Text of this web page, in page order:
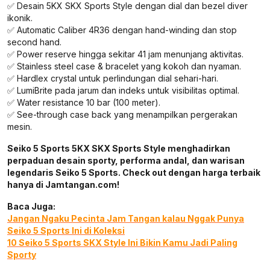
✅ Desain 5KX SKX Sports Style dengan dial dan bezel diver
ikonik.
✅ Automatic Caliber 4R36 dengan hand-winding dan stop
second hand.
✅ Power reserve hingga sekitar 41 jam menunjang aktivitas.
✅ Stainless steel case & bracelet yang kokoh dan nyaman.
✅ Hardlex crystal untuk perlindungan dial sehari-hari.
✅ LumiBrite pada jarum dan indeks untuk visibilitas optimal.
✅ Water resistance 10 bar (100 meter).
✅ See-through case back yang menampilkan pergerakan
mesin.
Seiko 5 Sports 5KX SKX Sports Style menghadirkan
perpaduan desain sporty, performa andal, dan warisan
legendaris Seiko 5 Sports. Check out dengan harga terbaik
hanya di Jamtangan.com!
Baca Juga:
Jangan Ngaku Pecinta Jam Tangan kalau Nggak Punya
Seiko 5 Sports Ini di Koleksi
10 Seiko 5 Sports SKX Style Ini Bikin Kamu Jadi Paling
Sporty